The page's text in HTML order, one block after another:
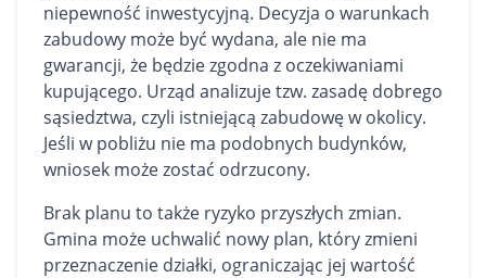
niepewność inwestycyjną. Decyzja o warunkach
zabudowy może być wydana, ale nie ma
gwarancji, że będzie zgodna z oczekiwaniami
kupującego. Urząd analizuje tzw. zasadę dobrego
sąsiedztwa, czyli istniejącą zabudowę w okolicy.
Jeśli w pobliżu nie ma podobnych budynków,
wniosek może zostać odrzucony.
Brak planu to także ryzyko przyszłych zmian.
Gmina może uchwalić nowy plan, który zmieni
przeznaczenie działki, ograniczając jej wartość